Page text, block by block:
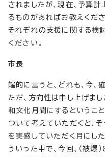
されましたが、現在、予算
るものがあればお教えくださ
それぞれの支援に関する検
ください。
市長
端的に言うと、どれも、今、
ただ、方向性は申し上げま
和文化月間にするというこ
ついて考えていただくと、
を実感していただく月にし
ういった中で、今回、（被爆